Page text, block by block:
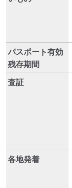
パスポート有効
残存期間
査証
各地発着